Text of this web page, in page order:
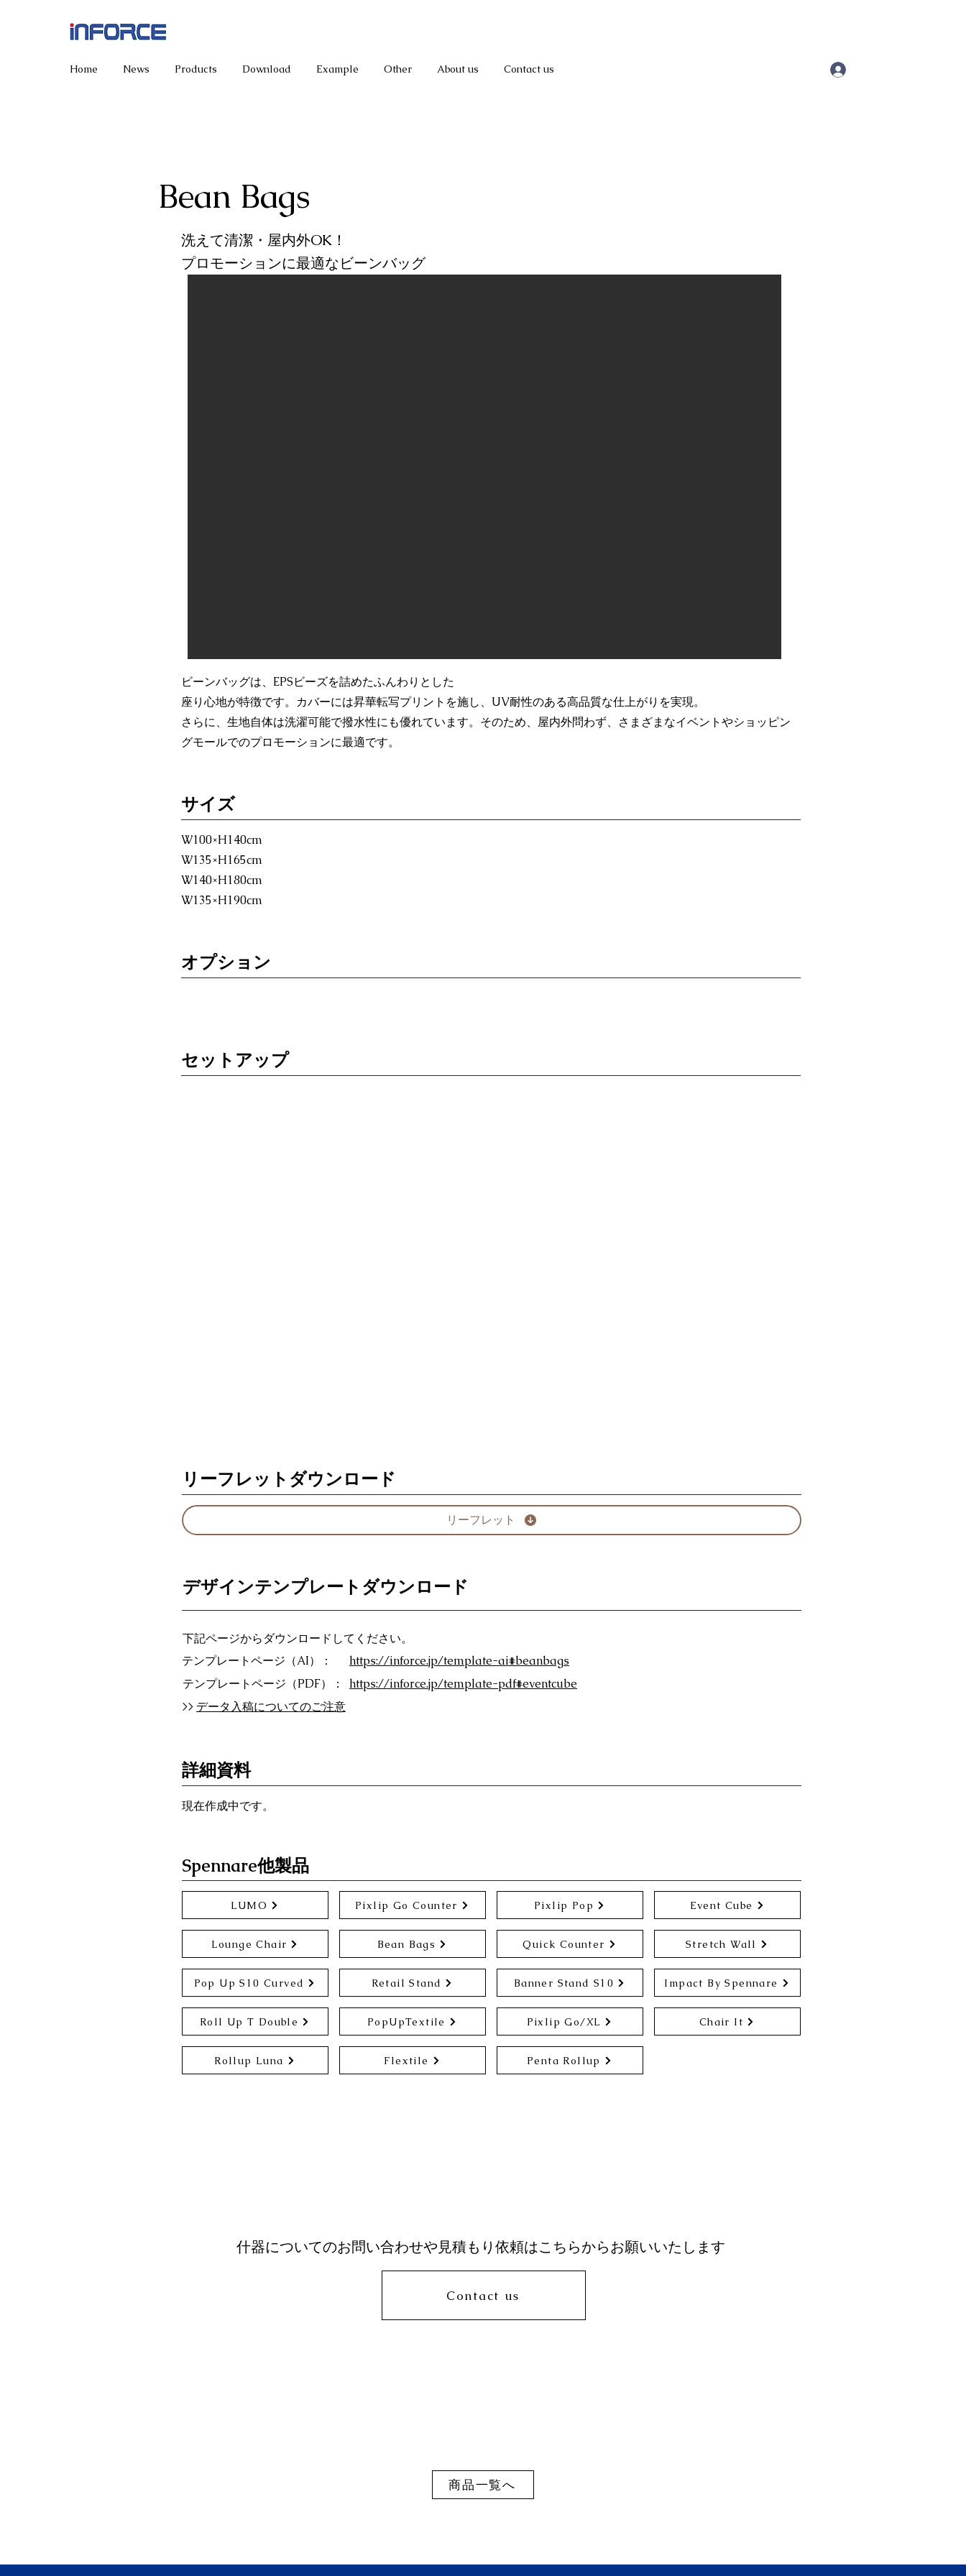
Home News Products Download Example Other About us Contact us
Bean Bags
洗えて清潔・屋内外OK！
プロモーションに最適なビーンバッグ
ビーンバッグは、EPSビーズを詰めたふんわりとした
座り心地が特徴です。カバーには昇華転写プリントを施し、UV耐性のある高品質な仕上がりを実現。
さらに、生地自体は洗濯可能で撥水性にも優れています。そのため、屋内外問わず、さまざまなイベントやショッピン
グモールでのプロモーションに最適です。
​サイズ
W100×H140cm
W135×H165cm
W140×H180cm
W135×H190cm
オプション
セットアップ
リーフレットダウンロード
リーフレット
デザインテンプレートダウンロード
下記ページからダウンロードしてください。
テンプレートページ（AI）：
テンプレートページ（PDF）：
https://inforce.jp/template-ai#beanbags
https://inforce.jp/template-pdf#eventcube
>> データ入稿についてのご注意
詳細資料
現在作成中です。
Spennare他製品
LUMO
Lounge Chair
Pop Up S10 Curved
Roll Up T Double
Rollup Luna
Pixlip Go Counter
Bean Bags
Retail Stand
PopUpTextile
Flextile
Pixlip Pop
Quick Counter
Banner Stand S10
Pixlip Go/XL
Penta Rollup
Event Cube
Stretch Wall
Impact By Spennare
Chair It
什器についてのお問い合わせや見積もり依頼はこちらからお願いいたします
Contact us
商品一覧へ